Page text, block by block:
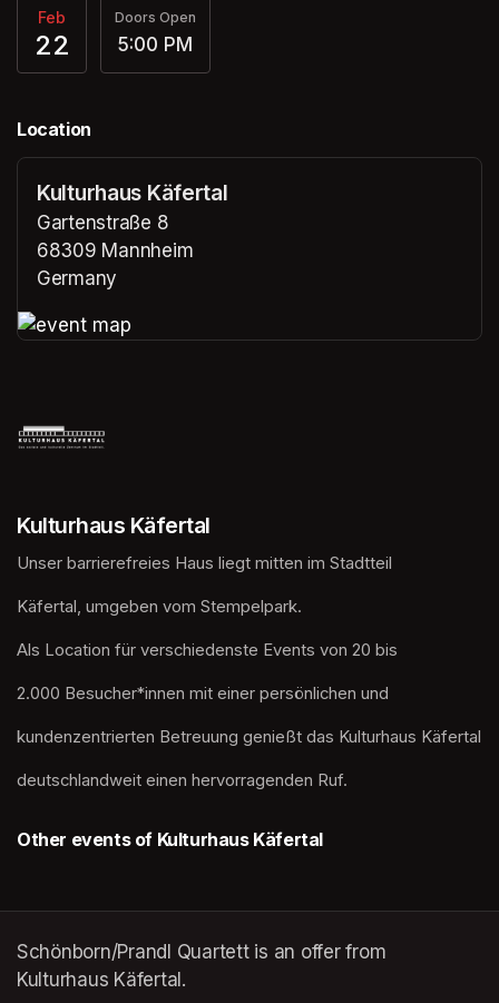
Feb
22
Doors Open
5:00 PM
Location
Kulturhaus Käfertal
Gartenstraße 8
68309 Mannheim
Germany
Kulturhaus Käfertal
Unser barrierefreies Haus liegt mitten im Stadtteil
Käfertal, umgeben vom Stempelpark.
Als Location für verschiedenste Events von 20 bis
2.000 Besucher*innen mit einer persönlichen und
kundenzentrierten Betreuung genießt das Kulturhaus Käfertal
deutschlandweit einen hervorragenden Ruf.
Other events of Kulturhaus Käfertal
Schönborn/Prandl Quartett is an offer from
Kulturhaus Käfertal.